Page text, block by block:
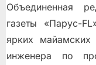
Объединенная
газеты «Парус-
ярких
инженера по